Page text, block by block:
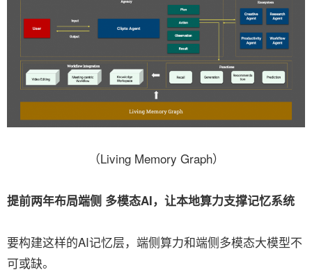
（Living Memory Graph）
提前两年布局端侧 多模态AI，让本地算力支撑记忆系统
要构建这样的AI记忆层，端侧算力和端侧多模态大模型不
可或缺。